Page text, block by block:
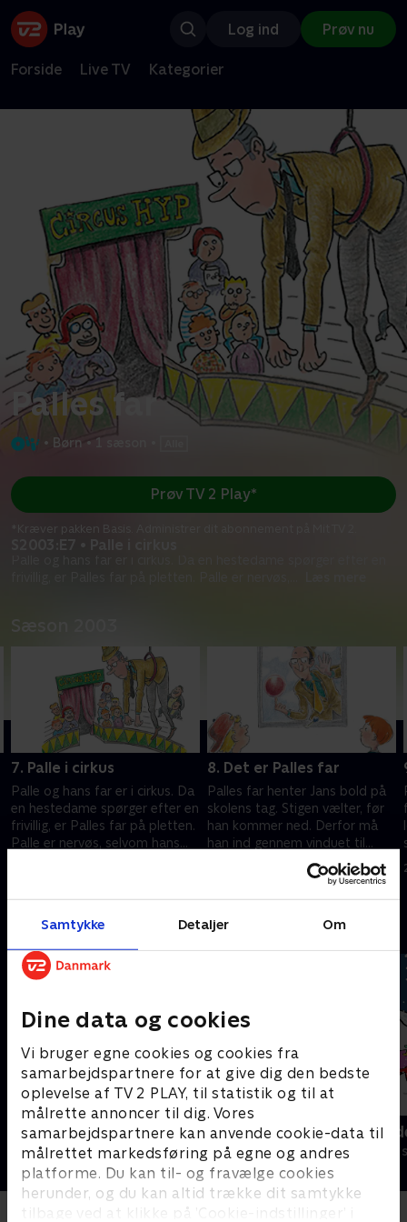
Samtykke Detaljer Om
Dine data og cookies
Vi bruger egne cookies og cookies fra
samarbejdspartnere for at give dig den bedste
oplevelse af TV 2 PLAY, til statistik og til at
målrette annoncer til dig. Vores
samarbejdspartnere kan anvende cookie-data til
målrettet markedsføring på egne og andres
platforme. Du kan til- og fravælge cookies
herunder, og du kan altid trække dit samtykke
tilbage ved at klikke på ’Cookie-indstillinger’ i
Log ind Prøv nu
Forside Live TV Kategorier
Palles far
• Børn • 1 sæson
Prøv TV 2 Play*
*Kræver pakken Basis. Administrer dit abonnement på Mit TV 2.
7. Palle i cirkus
Palle og hans far er i cirkus. Da
en hestedame spørger efter en
frivillig, er Palles far på pletten.
Palle er nervøs, selvom hans
8. Det er Palles far
Palles far henter Jans bold på
skolens tag. Stigen vælter, før
han kommer ned. Derfor må
han ind gennem vinduet til
Palles klasse - lige midt i en
14. oktober 2006 • 5 min
Andre så også
Miniteve: På bondegården
Børneserier • 1 sæsoner
Miniteve:
Børneserier • 1